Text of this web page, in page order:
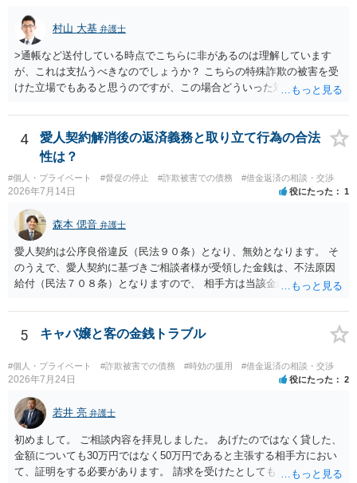
村山 大基 弁護士
>通帳など送付している時点でこちらに非があるのは理解しています
が、これは支払うべきなのでしょうか？ こちらの特殊詐欺の被害を受
けた立場でもあると思うのですが、この場合どういった対処が必要で
がいいとは思います。 そもそも、特殊詐欺関係なく旦那さんの行為
は法に触れる可能性もあります。 ＞100万を支払わず穏便に和解する
ことは可能でしょうか？ →一般的には難しいです。相談者さんも１０
０万円の被害を受けたとして、１円も払わないで和解したいと言われ
たら、 できるだけ重い刑罰を与えて欲しい、と思われるのではない
でしょうか。 ＞弁護士さんに入ってもらうことで支払額が下がること
はありますか？ そこはあり得ます、ただ、弁護士費用かけるならその
分賠償に回すことも考えられるので、 兼ね合いは考えてみましょう。
4
愛人契約解消後の返済義務と取り立て行為の合法
性は？
#個人・プライベート #督促の停止 #詐欺被害での債務 #借金返済の相談・交渉
2026年7月14日 役にたった 1
森本 偲音 弁護士
愛人契約は公序良俗違反（民法９０条）となり、無効となります。 そ
のうえで、愛人契約に基づきご相談者様が受領した金銭は、不法原因
給付（民法７０８条）となりますので、 相手方は当該金銭の返還請求
5 キャバ嬢と客の金銭トラブル
#個人・プライベート #詐欺被害での債務 #時効の援用 #借金返済の相談・交渉
2026年7月24日 役にたった 2
若井 亮 弁護士
初めまして。 ご相談内容を拝見しました。 あげたのではなく貸した、
金額についても30万円ではなく50万円であると主張する相手方におい
て、証明をする必要があります。 請求を受けたとしても、もらったも